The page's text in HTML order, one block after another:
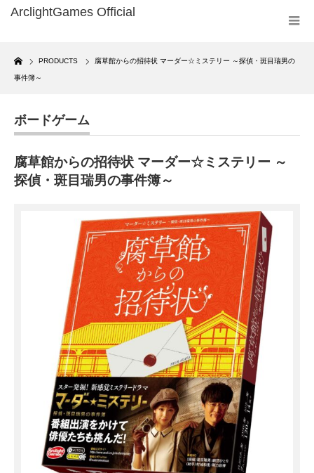
Home
PRODUCTS 腐草館からの招待状 マーダー☆ミステリー ～探偵・斑目瑞男の
事件簿～
ボードゲーム
腐草館からの招待状 マーダー☆ミステリー ～
探偵・斑目瑞男の事件簿～